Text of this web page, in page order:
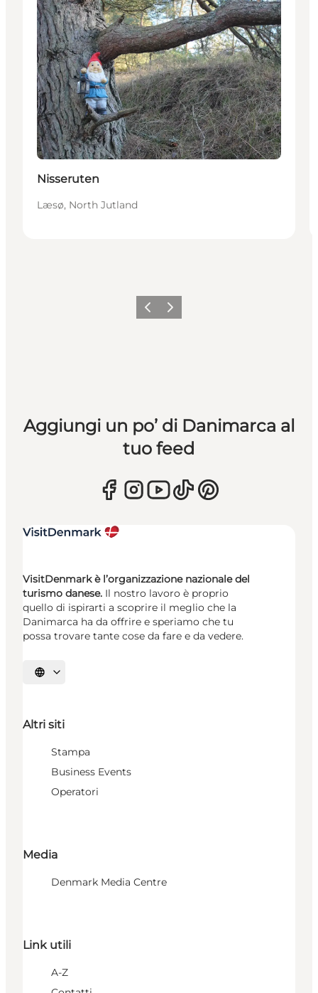
Nisseruten
Læsø, North Jutland
Precedente
Avanti
Aggiungi un po’ di Danimarca al
tuo feed
VisitDenmark è l’organizzazione nazionale del
turismo danese. Il nostro lavoro è proprio
quello di ispirarti a scoprire il meglio che la
Danimarca ha da offrire e speriamo che tu
possa trovare tante cose da fare e da vedere.
Seleziona la lingua
Altri siti
Stampa
Business Events
Operatori
Media
Denmark Media Centre
Link utili
A-Z